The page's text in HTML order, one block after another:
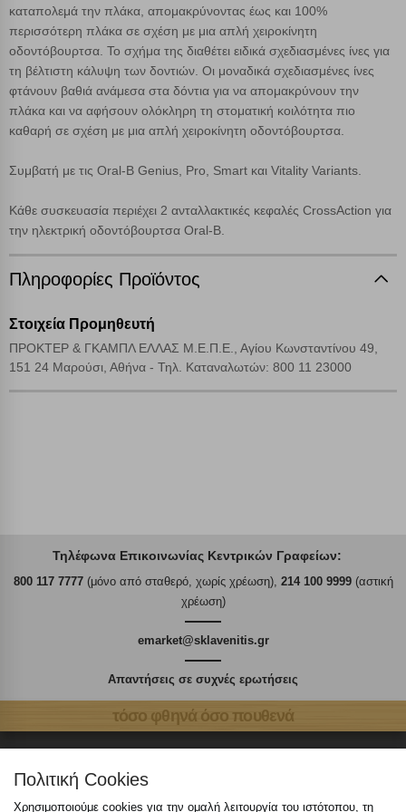
καταπολεμά την πλάκα, απομακρύνοντας έως και 100%
περισσότερη πλάκα σε σχέση με μια απλή χειροκίνητη
οδοντόβουρτσα. Το σχήμα της διαθέτει ειδικά σχεδιασμένες ίνες για
τη βέλτιστη κάλυψη των δοντιών. Οι μοναδικά σχεδιασμένες ίνες
φτάνουν βαθιά ανάμεσα στα δόντια για να απομακρύνουν την
πλάκα και να αφήσουν ολόκληρη τη στοματική κοιλότητα πιο
καθαρή σε σχέση με μια απλή χειροκίνητη οδοντόβουρτσα.
Συμβατή με τις Oral-B Genius, Pro, Smart και Vitality Variants.
Κάθε συσκευασία περιέχει 2 ανταλλακτικές κεφαλές CrossAction για
την ηλεκτρική οδοντόβουρτσα Oral-B.
Πληροφορίες Προϊόντος
Στοιχεία Προμηθευτή
ΠΡΟΚΤΕΡ & ΓΚΑΜΠΛ ΕΛΛΑΣ Μ.Ε.Π.Ε., Αγίου Κωνσταντίνου 49,
151 24 Μαρούσι, Αθήνα - Τηλ. Kαταναλωτών: 800 11 23000
Τηλέφωνα Επικοινωνίας Κεντρικών Γραφείων:
800 117 7777(μόνο από σταθερό, χωρίς χρέωση), 214 100 9999(αστική
χρέωση)
emarket@sklavenitis.gr
Απαντήσεις σε συχνές ερωτήσεις
τόσο φθηνά όσο πουθενά
Πολιτική Cookies
Χρησιμοποιούμε cookies για την ομαλή λειτουργία του ιστότοπου, τη
Cookies στόχευσης
Cookies απόδοσης
Απολύτως απαραίτητα cookies Πάντα Ενεργό
Αποθήκευση ρυθμίσεων
Απόρριψη όλων